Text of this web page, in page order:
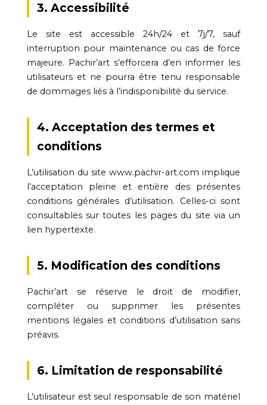
3. Accessibilité
Le site est accessible 24h/24 et 7j/7, sauf
interruption pour maintenance ou cas de force
majeure. Pachir’art s’efforcera d’en informer les
utilisateurs et ne pourra être tenu responsable
de dommages liés à l’indisponibilité du service.
4. Acceptation des termes et
conditions
L’utilisation du site www.pachir-art.com implique
l’acceptation pleine et entière des présentes
conditions générales d’utilisation. Celles-ci sont
consultables sur toutes les pages du site via un
lien hypertexte.
5. Modification des conditions
Pachir’art se réserve le droit de modifier,
compléter ou supprimer les présentes
mentions légales et conditions d’utilisation sans
préavis.
6. Limitation de responsabilité
L’utilisateur est seul responsable de son matériel